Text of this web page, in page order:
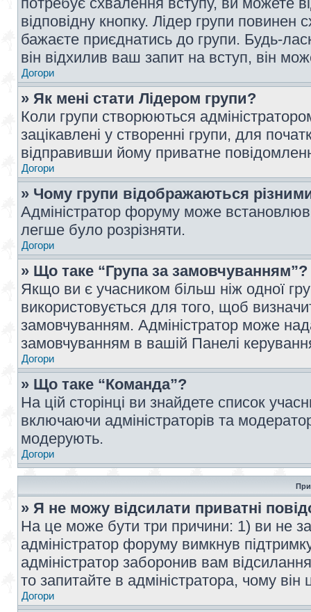
відповідну кнопку. Лідер групи
бажаєте приєднатись до групи. Будь-
він відхилив ваш запит на вступ, він
Догори
» Як мені стати Лідером групи?
Коли групи створюються
зацікавлені у створенні групи, для
відправивши йому приватне
Догори
» Чому групи відображаються
Адміністратор форуму може
легше було розрізняти.
Догори
» Що таке “Група за замовчуванням”?
Якщо ви є учасником більш ніж одної
використовується для того, щоб
замовчуванням. Адміністратор може
замовчуванням в вашій Панелі
Догори
» Що таке “Команда”?
На цій сторінці ви знайдете список
включаючи адміністраторів та
модерують.
Догори
» Я не можу відсилати приватні
На це може бути три причини: 1) ви не
адміністратор форуму вимкнув
адміністратор заборонив вам
то запитайте в адміністратора, чому він
Догори